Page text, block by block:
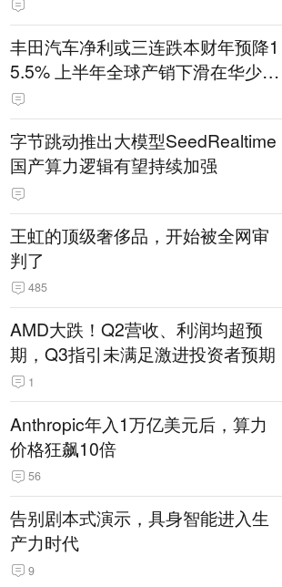
丰田汽车净利或三连跌本财年预降1
5.5% 上半年全球产销下滑在华少卖
14.3万辆
字节跳动推出大模型SeedRealtime
国产算力逻辑有望持续加强
王虹的顶级奢侈品，开始被全网审
判了
485
AMD大跌！Q2营收、利润均超预
期，Q3指引未满足激进投资者预期
1
Anthropic年入1万亿美元后，算力
价格狂飙10倍
56
告别剧本式演示，具身智能进入生
产力时代
9